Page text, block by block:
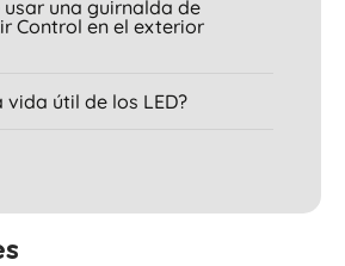
usar una guirnalda de
Control en el exterior
vida útil de los LED?